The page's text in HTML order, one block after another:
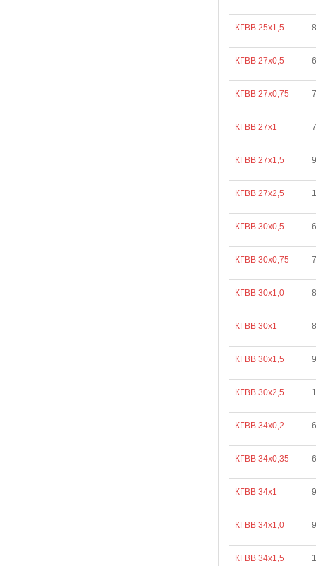
КГВВ 25х1,5
КГВВ 27х0,5
КГВВ 27х0,75
КГВВ 27х1
КГВВ 27х1,5
КГВВ 27х2,5
КГВВ 30х0,5
КГВВ 30х0,75
КГВВ 30х1,0
КГВВ 30х1
КГВВ 30х1,5
КГВВ 30х2,5
КГВВ 34х0,2
КГВВ 34х0,35
КГВВ 34х1
КГВВ 34х1,0
КГВВ 34х1,5